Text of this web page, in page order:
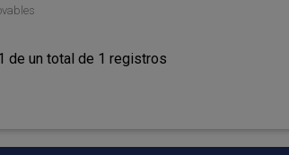
de un total de 1 registros